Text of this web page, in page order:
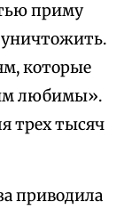
приму
уничтожить.
которые
любимы».
трех тысяч
приводила